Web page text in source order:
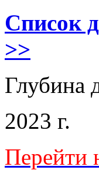
Список
>>
Глубина
2023 г.
Перейти